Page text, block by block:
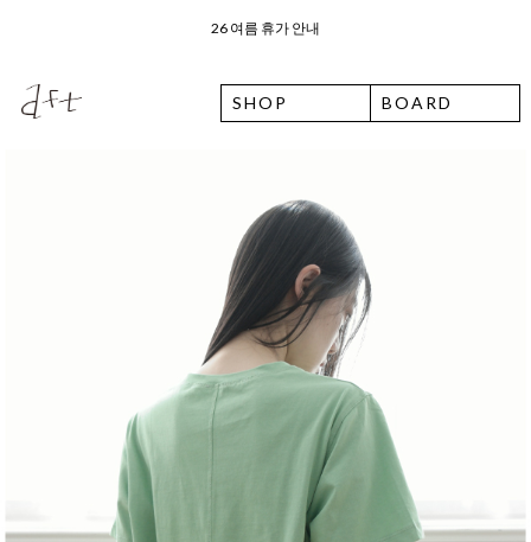
오늘 출발 ⛟ 이용 안내
SHOP BOARD